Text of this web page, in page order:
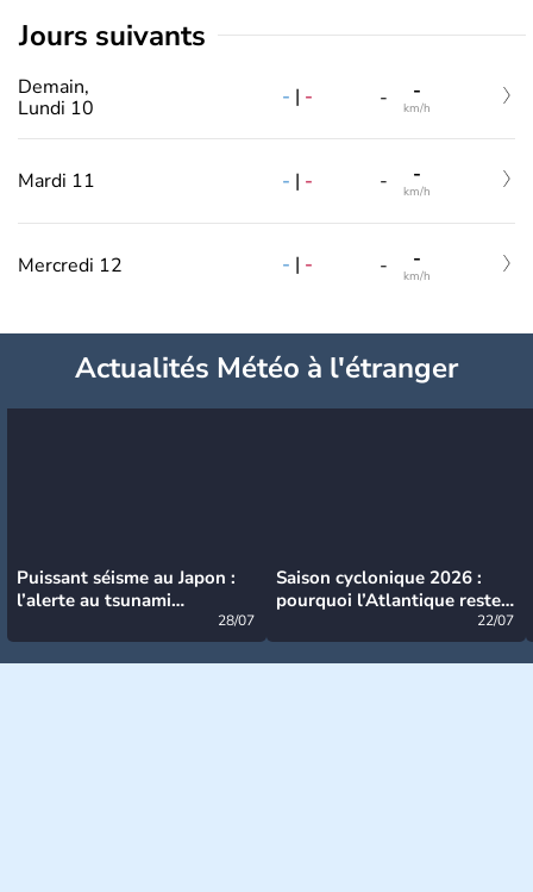
jours suivants
Demain,
Lundi 10
- | - - -
km/h
Mardi 11 - | - - -
km/h
Mercredi 12 - | - - -
km/h
Actualités Météo à l'étranger
Puissant séisme au Japon :
l’alerte au tsunami
28/07
Saison cyclonique 2026 :
pourquoi l’Atlantique reste
22/07